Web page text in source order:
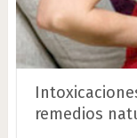
remedios